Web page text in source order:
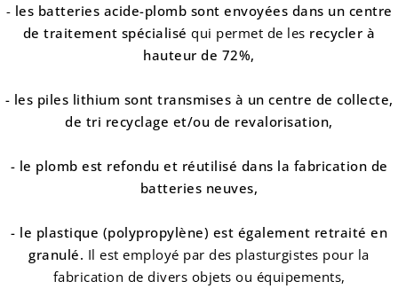
- les batteries acide-plomb sont envoyées dans un centre
de traitement spécialiséqui permet de les recycler à
hauteur de 72%,
- les piles lithium sont transmises à un centre de collecte,
de tri recyclage et/ou de revalorisation,
- le plomb est refondu et réutilisé dans la fabrication de
batteries neuves,
- le plastique (polypropylène) est également retraité en
granulé. Il est employé par des plasturgistes pour la
fabrication de divers objets ou équipements,